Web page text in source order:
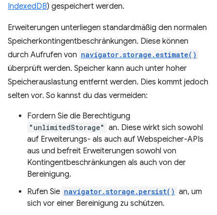
IndexedDB) gespeichert werden.
Erweiterungen unterliegen standardmäßig den normalen
Speicherkontingentbeschränkungen. Diese können
durch Aufrufen von navigator.storage.estimate()
überprüft werden. Speicher kann auch unter hoher
Speicherauslastung entfernt werden. Dies kommt jedoch
selten vor. So kannst du das vermeiden:
Fordern Sie die Berechtigung
"unlimitedStorage" an. Diese wirkt sich sowohl
auf Erweiterungs- als auch auf Webspeicher-APIs
aus und befreit Erweiterungen sowohl von
Kontingentbeschränkungen als auch von der
Bereinigung.
Rufen Sie navigator.storage.persist() an, um
sich vor einer Bereinigung zu schützen.